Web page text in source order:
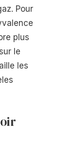
Pour
plus
le
les